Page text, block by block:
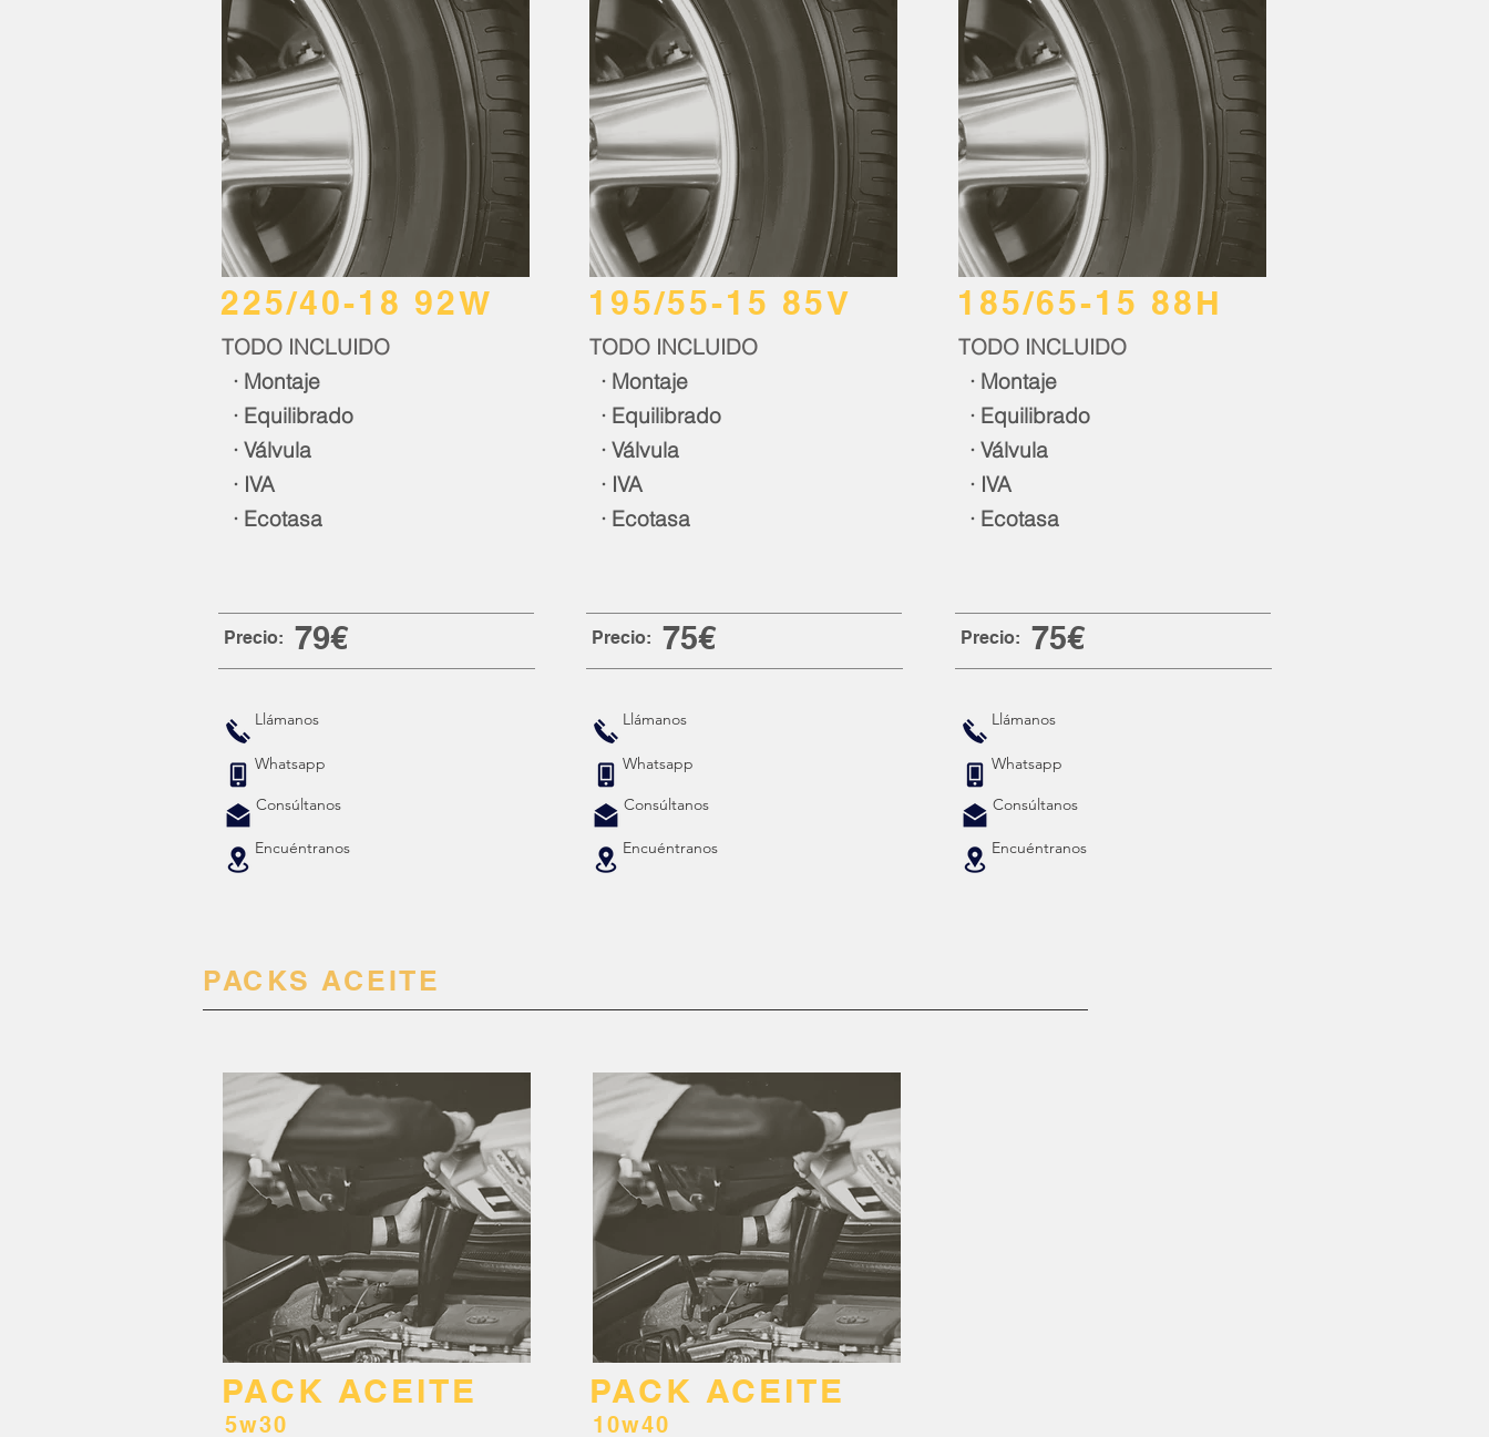
225/40-18 92W
TODO INCLUIDO
· Montaje
· Equilibrado
· Válvula
· IVA
· Ecotasa
Precio: 79€
Llámanos
Whatsapp
Consúltanos
Encuéntranos
195/55-15 85V
TODO INCLUIDO
· Montaje
· Equilibrado
· Válvula
· IVA
· Ecotasa
Precio: 75€
Llámanos
Whatsapp
Consúltanos
Encuéntranos
185/65-15 88H
TODO INCLUIDO
· Montaje
· Equilibrado
· Válvula
· IVA
· Ecotasa
Precio: 75€
Llámanos
Whatsapp
Consúltanos
Encuéntranos
PACKS ACEITE
PACK ACEITE
5w30
PACK ACEITE
10w40